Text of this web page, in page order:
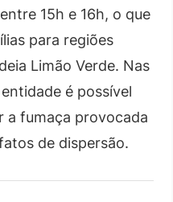
15h e 16h, o que
para regiões
Limão Verde. Nas
é possível
a fumaça provocada
de dispersão.